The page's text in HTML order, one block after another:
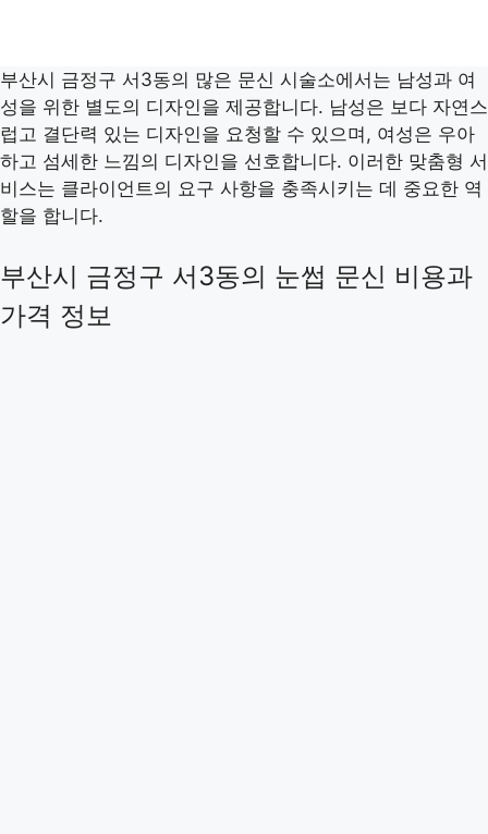
부산시 금정구 서3동의 많은 문신 시술소에서는 남성과 여
성을 위한 별도의 디자인을 제공합니다. 남성은 보다 자연스
럽고 결단력 있는 디자인을 요청할 수 있으며, 여성은 우아
하고 섬세한 느낌의 디자인을 선호합니다. 이러한 맞춤형 서
비스는 클라이언트의 요구 사항을 충족시키는 데 중요한 역
할을 합니다.
부산시 금정구 서3동의 눈썹 문신 비용과
가격 정보